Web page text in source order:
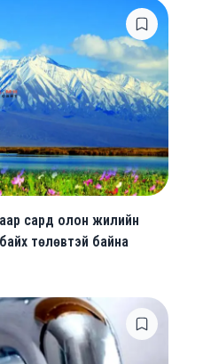
сард олон жилийн
төлөвтэй байна